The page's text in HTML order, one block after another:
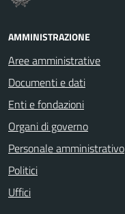
AMMINISTRAZIONE
Aree amministrative
Documenti e dati
Enti e fondazioni
Organi di governo
Personale amministrativo
Politici
Uffici